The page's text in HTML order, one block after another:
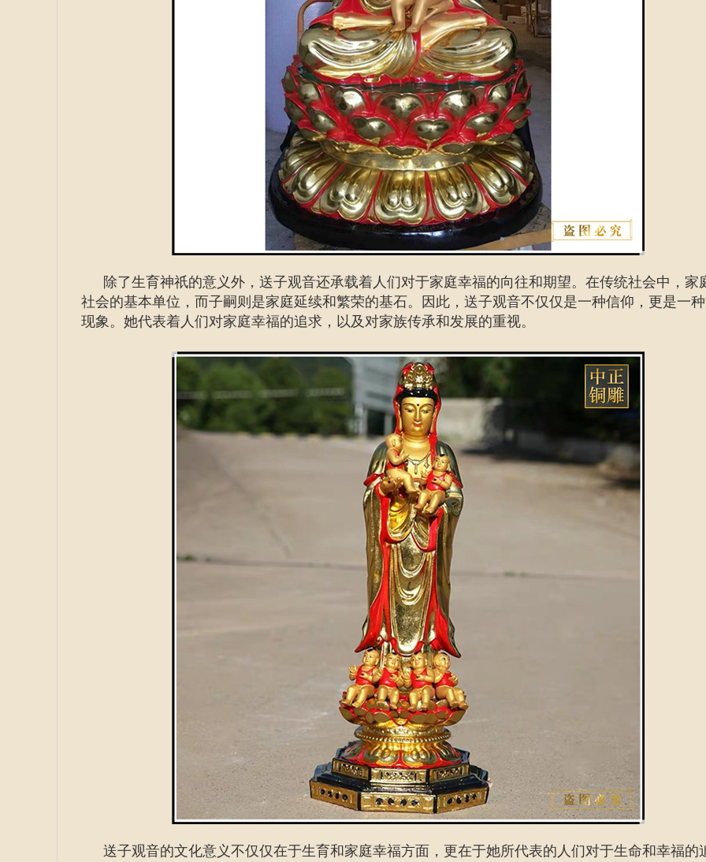
除了生育神祇的意义外，送子观音还承载着人们对于家庭幸福的向往和期望。在传统社会中，家
社会的基本单位，而子嗣则是家庭延续和繁荣的基石。因此，送子观音不仅仅是一种信仰，更是一
现象。她代表着人们对家庭幸福的追求，以及对家族传承和发展的重视。
送子观音的文化意义不仅仅在于生育和家庭幸福方面，更在于她所代表的人们对于生命和幸福的